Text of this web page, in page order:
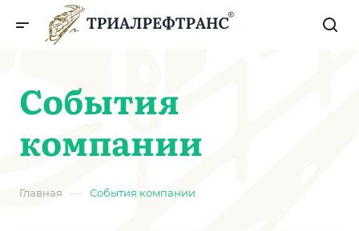
События
компании
Главная — События компании